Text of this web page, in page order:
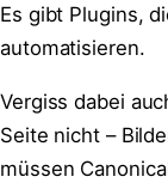
Es gibt Plugins,
automatisieren.
Vergiss dabei
Seite nicht –
müssen